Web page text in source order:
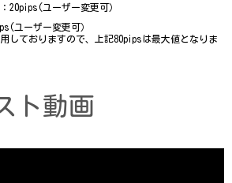
20pips(ユーザー変更可）
ユーザー変更可）
ておりますので、上記80pipsは最大値となりま
ト動画